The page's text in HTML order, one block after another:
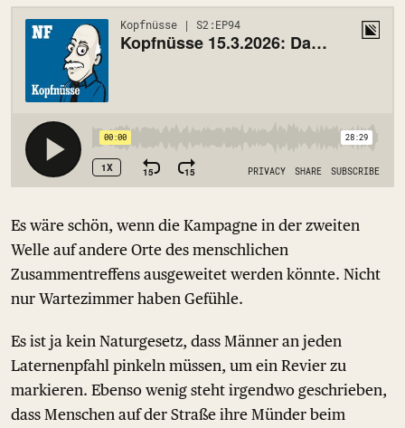
Es wäre schön, wenn die Kampagne in der zweiten
Welle auf andere Orte des menschlichen
Zusammentreffens ausgeweitet werden könnte. Nicht
nur Wartezimmer haben Gefühle.
Es ist ja kein Naturgesetz, dass Männer an jeden
Laternenpfahl pinkeln müssen, um ein Revier zu
markieren. Ebenso wenig steht irgendwo geschrieben,
dass Menschen auf der Straße ihre Münder beim